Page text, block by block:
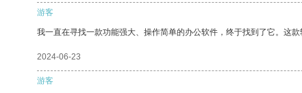
游客
我一直在寻找一款功能强大、操作简单的办公软件，终于找到了它。这
2024-06-23
游客